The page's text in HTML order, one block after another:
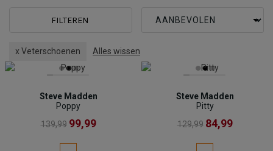
FILTEREN
x Veterschoenen Alles wissen
Steve Madden
Poppy
139,99 99,99
Steve Madden
Pitty
129,99 84,99